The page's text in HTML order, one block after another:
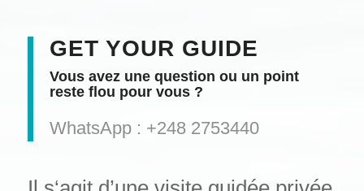
GET YOUR GUIDE
Vous avez une question ou un point
reste flou pour vous ?
WhatsApp : +248 2753440